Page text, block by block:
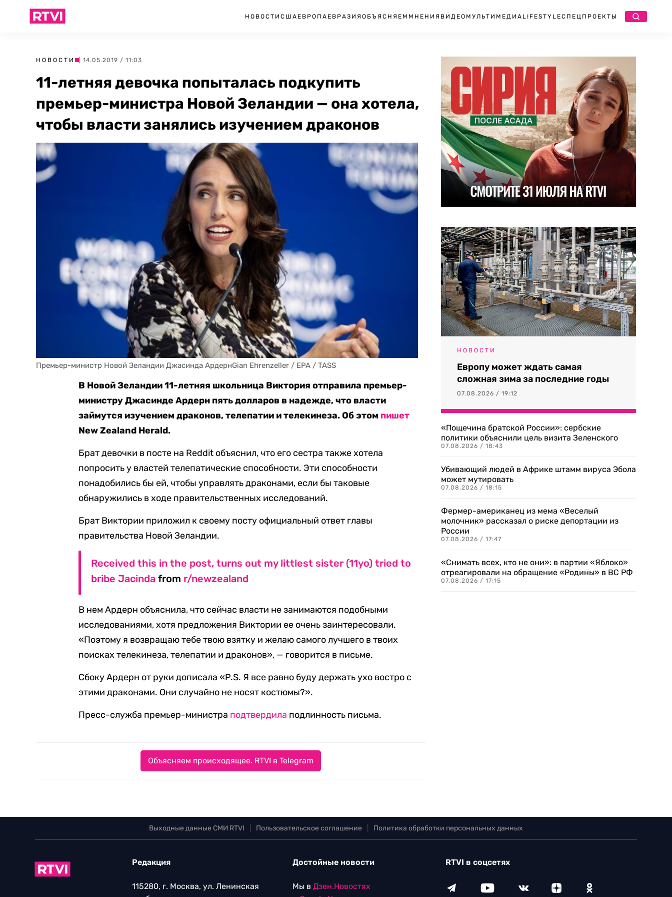
НОВОСТИ США ЕВРОПА ЕВРАЗИЯ ОБЪЯСНЯЕМ МНЕНИЯ ВИДЕО МУЛЬТИМЕДИА LIFESTYLEСПЕЦПРОЕКТЫ
НОВОСТИ | 14.05.2019 / 11:03
11-летняя девочка попыталась подкупить
премьер-министра Новой Зеландии — она хотела,
чтобы власти занялись изучением драконов
Премьер-министр Новой Зеландии Джасинда АрдернGian Ehrenzeller / EPA / TASS
В Новой Зеландии 11-летняя школьница Виктория отправила премьер-
министру Джасинде Ардерн пять долларов в надежде, что власти
займутся изучением драконов, телепатии и телекинеза. Об этом пишет
New Zealand Herald.
Брат девочки в посте на Reddit объяснил, что его сестра также хотела
попросить у властей телепатические способности. Эти способности
понадобились бы ей, чтобы управлять драконами, если бы таковые
обнаружились в ходе правительственных исследований.
Брат Виктории приложил к своему посту официальный ответ главы
правительства Новой Зеландии.
Received this in the post, turns out my littlest sister (11yo) tried to
bribe Jacinda from r/newzealand
В нем Ардерн объяснила, что сейчас власти не занимаются подобными
исследованиями, хотя предложения Виктории ее очень заинтересовали.
«Поэтому я возвращаю тебе твою взятку и желаю самого лучшего в твоих
поисках телекинеза, телепатии и драконов», — говорится в письме.
Сбоку Ардерн от руки дописала «P.S. Я все равно буду держать ухо востро с
этими драконами. Они случайно не носят костюмы?».
Пресс-служба премьер-министра подтвердила подлинность письма.
Объясняем происходящее. RTVI в Telegram
НОВОСТИ
Европу может ждать самая
сложная зима за последние годы
07.08.2026 / 19:12
«Пощечина братской России»: сербские
политики объяснили цель визита Зеленского
07.08.2026 / 18:43
Убивающий людей в Африке штамм вируса Эбола
может мутировать
07.08.2026 / 18:15
Фермер-американец из мема «Веселый
молочник» рассказал о риске депортации из
России
07.08.2026 / 17:47
«Снимать всех, кто не они»: в партии «Яблоко»
отреагировали на обращение «Родины» в ВС РФ
07.08.2026 / 17:15
Выходные данные СМИ RTVI Пользовательское соглашение Политика обработки персональных данных
Редакция
115280, г. Москва, ул. Ленинская
Достойные новости
Мы в Дзен.Новостях
RTVI в соцсетях